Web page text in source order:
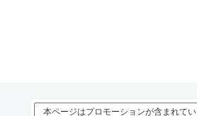
本ページはプロモーションが含まれて